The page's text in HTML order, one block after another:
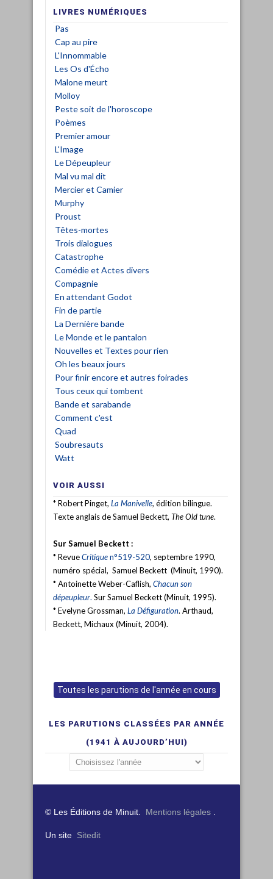
LIVRES NUMÉRIQUES
Pas
Cap au pire
L'Innommable
Les Os d'Écho
Malone meurt
Molloy
Peste soit de l'horoscope
Poèmes
Premier amour
L'Image
Le Dépeupleur
Mal vu mal dit
Mercier et Camier
Murphy
Proust
Têtes-mortes
Trois dialogues
Catastrophe
Comédie et Actes divers
Compagnie
En attendant Godot
Fin de partie
La Dernière bande
Le Monde et le pantalon
Nouvelles et Textes pour rien
Oh les beaux jours
Pour finir encore et autres foirades
Tous ceux qui tombent
Bande et sarabande
Comment c'est
Quad
Soubresauts
Watt
VOIR AUSSI
* Robert Pinget, La Manivelle, édition bilingue.
Texte anglais de Samuel Beckett, The Old tune.
Sur Samuel Beckett :
* RevueCritiquen°519-520, septembre 1990,
numéro spécial, Samuel Beckett (Minuit, 1990).
* Antoinette Weber-Caflish, Chacun son
dépeupleur. Sur Samuel Beckett (Minuit, 1995).
* Evelyne Grossman, La Défiguration. Arthaud,
Beckett, Michaux (Minuit, 2004).
Toutes les parutions de l'année en cours
LES PARUTIONS CLASSÉES PAR ANNÉE
(1941 À AUJOURD’HUI)
© Les Éditions de Minuit. Mentions légales .
Un site Sitedit